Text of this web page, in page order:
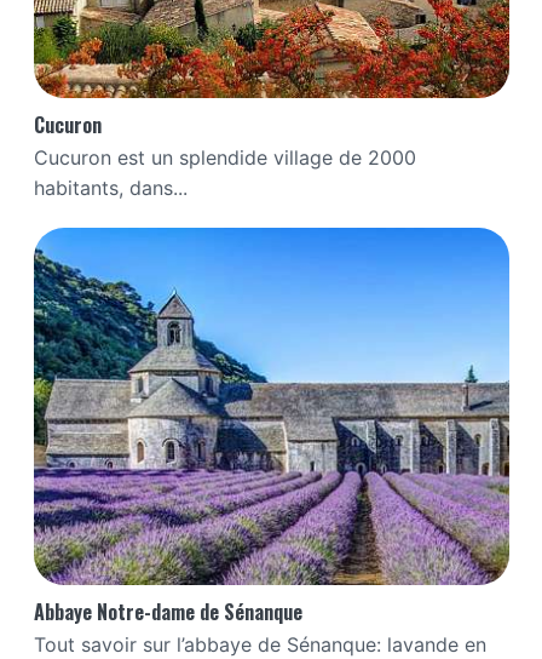
Cucuron
Cucuron est un splendide village de 2000
habitants, dans...
Abbaye Notre-dame de Sénanque
Tout savoir sur l’abbaye de Sénanque: lavande en